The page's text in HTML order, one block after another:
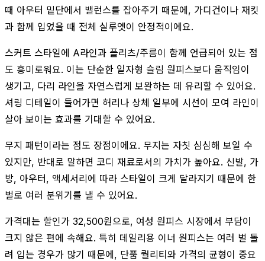
때 아우터 밑단에서 밸런스를 잡아주기 때문에, 가디건이나 재킷
과 함께 입었을 때 전체 실루엣이 안정적이에요.
스커트 스타일에 A라인과 플리츠/주름이 함께 언급되어 있는 점
도 흥미로워요. 이는 단순한 일자형 슬림 원피스보다 움직임이
생기고, 다리 라인을 자연스럽게 보완하는 데 유리할 수 있어요.
셔링 디테일이 들어가면 허리나 상체 일부에 시선이 모여 라인이
살아 보이는 효과를 기대할 수 있어요.
무지 패턴이라는 점도 장점이에요. 무지는 자칫 심심해 보일 수
있지만, 반대로 말하면 코디 재료로서의 가치가 높아요. 신발, 가
방, 아우터, 액세서리에 따라 스타일이 크게 달라지기 때문에 한
벌로 여러 분위기를 낼 수 있어요.
가격대는 할인가 32,500원으로, 여성 원피스 시장에서 부담이
크지 않은 편에 속해요. 특히 데일리용 이너 원피스는 여러 벌 돌
려 입는 경우가 많기 때문에, 단품 퀄리티와 가격의 균형이 중요